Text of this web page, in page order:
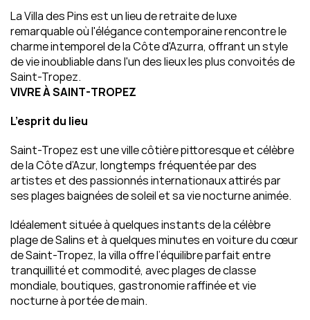
La Villa des Pins est un lieu de retraite de luxe
remarquable où l'élégance contemporaine rencontre le
charme intemporel de la Côte d'Azurra, offrant un style
de vie inoubliable dans l'un des lieux les plus convoités de
Saint-Tropez.
VIVRE À SAINT-TROPEZ
L’esprit du lieu
Saint-Tropez est une ville côtière pittoresque et célèbre
de la Côte d’Azur, longtemps fréquentée par des
artistes et des passionnés internationaux attirés par
ses plages baignées de soleil et sa vie nocturne animée.
Idéalement située à quelques instants de la célèbre
plage de Salins et à quelques minutes en voiture du cœur
de Saint-Tropez, la villa offre l’équilibre parfait entre
tranquillité et commodité, avec plages de classe
mondiale, boutiques, gastronomie raffinée et vie
nocturne à portée de main.